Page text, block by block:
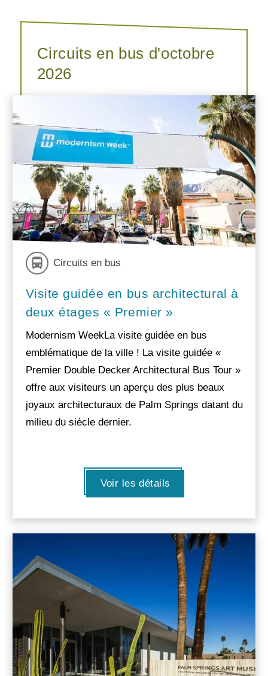
Circuits en bus d'octobre
2026
Circuits en bus
Visite guidée en bus architectural à
deux étages « Premier »
Modernism WeekLa visite guidée en bus
emblématique de la ville ! La visite guidée «
Premier Double Decker Architectural Bus Tour »
offre aux visiteurs un aperçu des plus beaux
joyaux architecturaux de Palm Springs datant du
milieu du siècle dernier.
Voir les détails